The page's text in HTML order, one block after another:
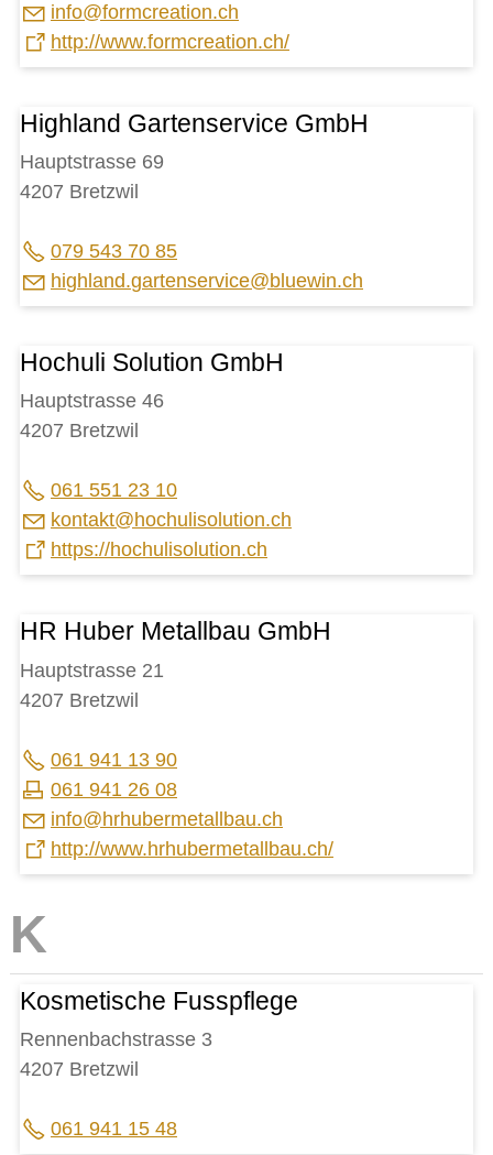
nf
f rmcr t n ch
http://www.formcreation.ch/
Highland Gartenservice GmbH
Hauptstrasse 69
4207 Bretzwil
079 543 70 85
h ghl nd g rt ns rv c bl w n ch
Hochuli Solution GmbH
Hauptstrasse 46
4207 Bretzwil
061 551 23 10
k nt kt h ch s t n ch
https://hochulisolution.ch
HR Huber Metallbau GmbH
Hauptstrasse 21
4207 Bretzwil
061 941 13 90
061 941 26 08
nf
hrh b rm t llb
ch
http://www.hrhubermetallbau.ch/
Kosmetische Fusspflege
Rennenbachstrasse 3
4207 Bretzwil
061 941 15 48